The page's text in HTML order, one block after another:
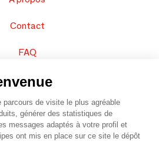
Contact
FAQ
vos produits
Plan du site
parcours de visite le plus agréable
générer des statistiques de
messages adaptés à votre profil et
ont mis en place sur ce site le dépôt